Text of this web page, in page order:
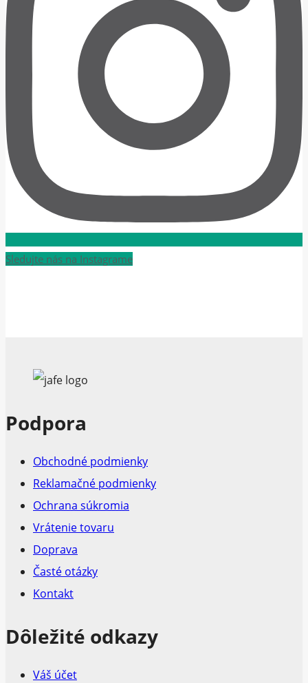
Sledujte nás na Instagrame
Podpora
Obchodné podmienky
Reklamačné podmienky
Ochrana súkromia
Vrátenie tovaru
Doprava
Časté otázky
Kontakt
Dôležité odkazy
Váš účet